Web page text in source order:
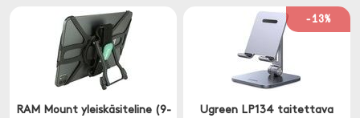
RAM Mount yleiskäsiteline (9-
-13%
Ugreen LP134 taitettava